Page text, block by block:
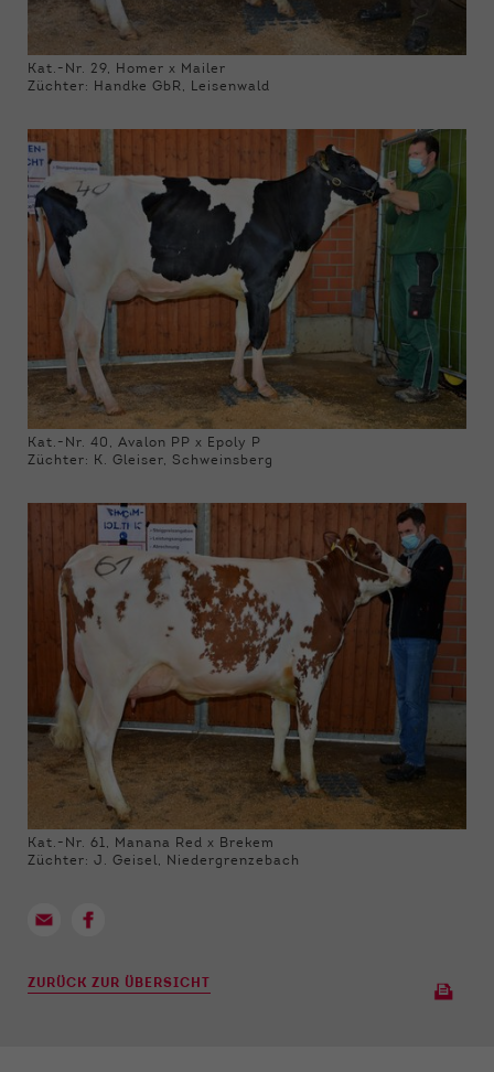
Kat.-Nr. 29, Homer x Mailer
Züchter: Handke GbR, Leisenwald
Kat.-Nr. 40, Avalon PP x Epoly P
Züchter: K. Gleiser, Schweinsberg
Kat.-Nr. 61, Manana Red x Brekem
Züchter: J. Geisel, Niedergrenzebach
ZURÜCK ZUR ÜBERSICHT